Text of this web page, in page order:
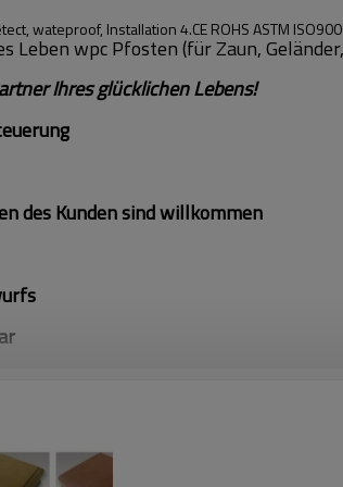
wateproof, Installation 4.CE ROHS ASTM
Leben wpc Pfosten (für Zaun,
Ihres glücklichen Lebens!
des Kunden sind willkommen
sparen natürliches, wenn Gebrauch